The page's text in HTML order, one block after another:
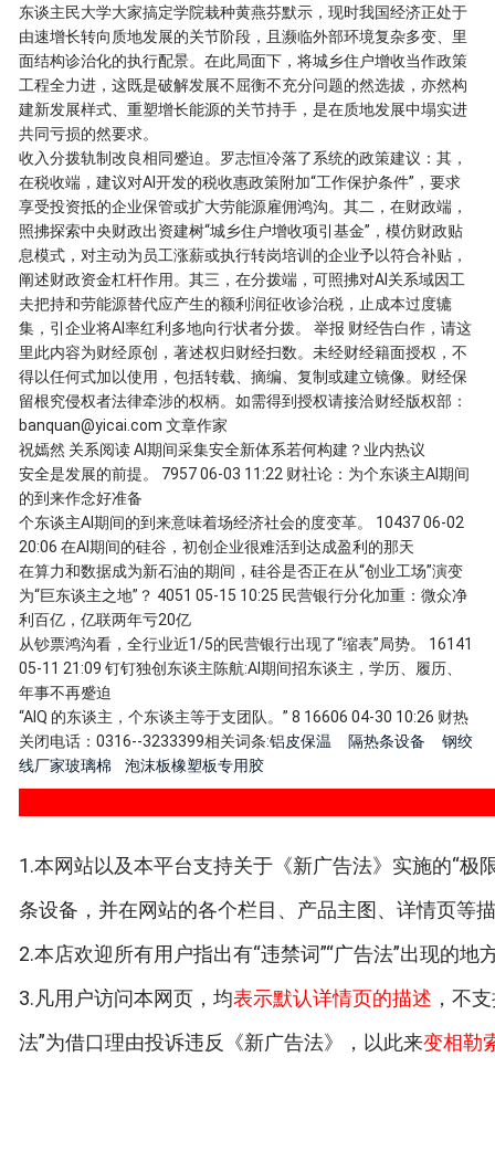
东谈主民大学大家搞定学院栽种黄燕芬默示，现时我国经济正处于
由速增长转向质地发展的关节阶段，且濒临外部环境复杂多变、里
面结构诊治化的执行配景。在此局面下，将城乡住户增收当作政策
工程全力进，这既是破解发展不屈衡不充分问题的然选拔，亦然构
建新发展样式、重塑增长能源的关节持手，是在质地发展中塌实进
共同亏损的然要求。
收入分拨轨制改良相同蹙迫。罗志恒冷落了系统的政策建议：其，
在税收端，建议对AI开发的税收惠政策附加“工作保护条件”，要求
享受投资抵的企业保管或扩大劳能源雇佣鸿沟。其二，在财政端，
照拂探索中央财政出资建树“城乡住户增收项引基金”，模仿财政贴
息模式，对主动为员工涨薪或执行转岗培训的企业予以符合补贴，
阐述财政资金杠杆作用。其三，在分拨端，可照拂对AI关系域因工
夫把持和劳能源替代应产生的额利润征收诊治税，止成本过度辘
集，引企业将AI率红利多地向行状者分拨。 举报 财经告白作，请这
里此内容为财经原创，著述权归财经扫数。未经财经籍面授权，不
得以任何式加以使用，包括转载、摘编、复制或建立镜像。财经保
留根究侵权者法律牵涉的权柄。如需得到授权请接洽财经版权部：
banquan@yicai.com 文章作家
祝嫣然 关系阅读 AI期间采集安全新体系若何构建？业内热议
安全是发展的前提。 7957 06-03 11:22 财社论：为个东谈主AI期间
的到来作念好准备
个东谈主AI期间的到来意味着场经济社会的度变革。 10437 06-02
20:06 在AI期间的硅谷，初创企业很难活到达成盈利的那天
在算力和数据成为新石油的期间，硅谷是否正在从“创业工场”演变
为“巨东谈主之地”？ 4051 05-15 10:25 民营银行分化加重：微众净
利百亿，亿联两年亏20亿
从钞票鸿沟看，全行业近1/5的民营银行出现了“缩表”局势。 16141
05-11 21:09 钉钉独创东谈主陈航:AI期间招东谈主，学历、履历、
年事不再蹙迫
“AIQ 的东谈主，个东谈主等于支团队。” 8 16606 04-30 10:26 财热
关闭电话：0316--3233399相关词条:铝皮保温 隔热条设备
钢绞
线厂家玻璃棉 泡沫板橡塑板专用胶
1.本网站以及本平台支持关于《新广告法》实施的“极
条设备，并在网站的各个栏目、产品主图、详情页等
2.本店欢迎所有用户指出有“违禁词”“广告法”出现的地
3.凡用户访问本网页，均表示默认详情页的描述 ，不
法”为借口理由投诉违反《新广告法》，以此来变相勒